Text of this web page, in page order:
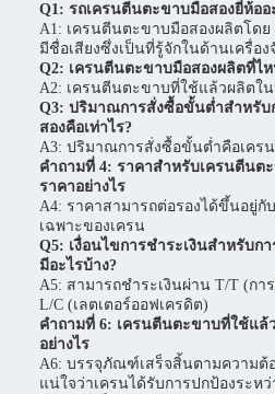
Q1: รถเครนตีนตะขาบมือสองยี่ห้ออ
A1: เครนตีนตะขาบมือสองผลิตโด
มีชื่อเสียงซึ่งเป็นที่รู้จักในด้านเครื่อ
Q2: เครนตีนตะขาบมือสองผลิตที่ไห
A2: เครนตีนตะขาบที่ใช้แล้วผลิตใ
Q3: ปริมาณการสั่งซื้อขั้นต่ำสำหรั
สองคือเท่าไร?
A3: ปริมาณการสั่งซื้อขั้นต่ำคือเคร
คำถามที่ 4: ราคาสำหรับเครนตีนต
ราคาอย่างไร
A4: ราคาสามารถต่อรองได้ขึ้นอยู่
เฉพาะของเครน
Q5: เงื่อนไขการชำระเงินสำหรับก
มีอะไรบ้าง?
A5: สามารถชำระเงินผ่าน T/T (กา
L/C (เลตเตอร์ออฟเครดิต)
คำถามที่ 6: เครนตีนตะขาบที่ใช้แล้
อย่างไร
A6: บรรจุภัณฑ์เสร็จสิ้นตามความต้
แน่ใจว่าเครนได้รับการปกป้องระห